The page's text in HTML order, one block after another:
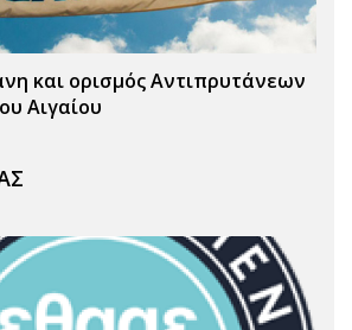
και ορισμός Αντιπρυτάνεων
Αιγαίου